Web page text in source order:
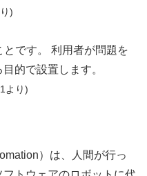
)
です。 利用者が問題を
的で設置します。
より)
）は、人間が行っ